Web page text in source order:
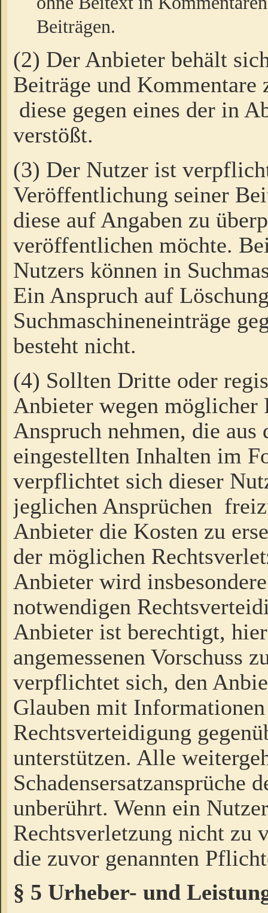
Beiträgen.
(2) Der Anbieter behält
Beiträge und Kommentare
diese gegen eines der in
verstößt.
(3) Der Nutzer ist
Veröffentlichung seiner
diese auf Angaben zu
veröffentlichen möchte.
Nutzers können in
Ein Anspruch auf
Suchmaschineneinträge
besteht nicht.
(4) Sollten Dritte oder
Anbieter wegen möglicher
Anspruch nehmen, die
eingestellten Inhalten im
verpflichtet sich dieser
jeglichen Ansprüchen
Anbieter die Kosten zu
der möglichen
Anbieter wird
notwendigen
Anbieter ist berechtigt,
angemessenen Vorschuss
verpflichtet sich, den
Glauben mit
Rechtsverteidigung
unterstützen. Alle
Schadensersatzansprüche
unberührt. Wenn ein
Rechtsverletzung nicht zu
die zuvor genannten
§ 5 Urheber- und